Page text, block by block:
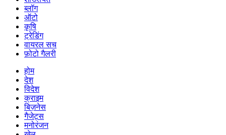
ब्लॉग
ऑटो
कृषि
ट्रेडिंग
वायरल सच
फ़ोटो गैलरी
होम
देश
विदेश
क्राइम
बिज़नेस
गैजेट्स
मनोरंजन